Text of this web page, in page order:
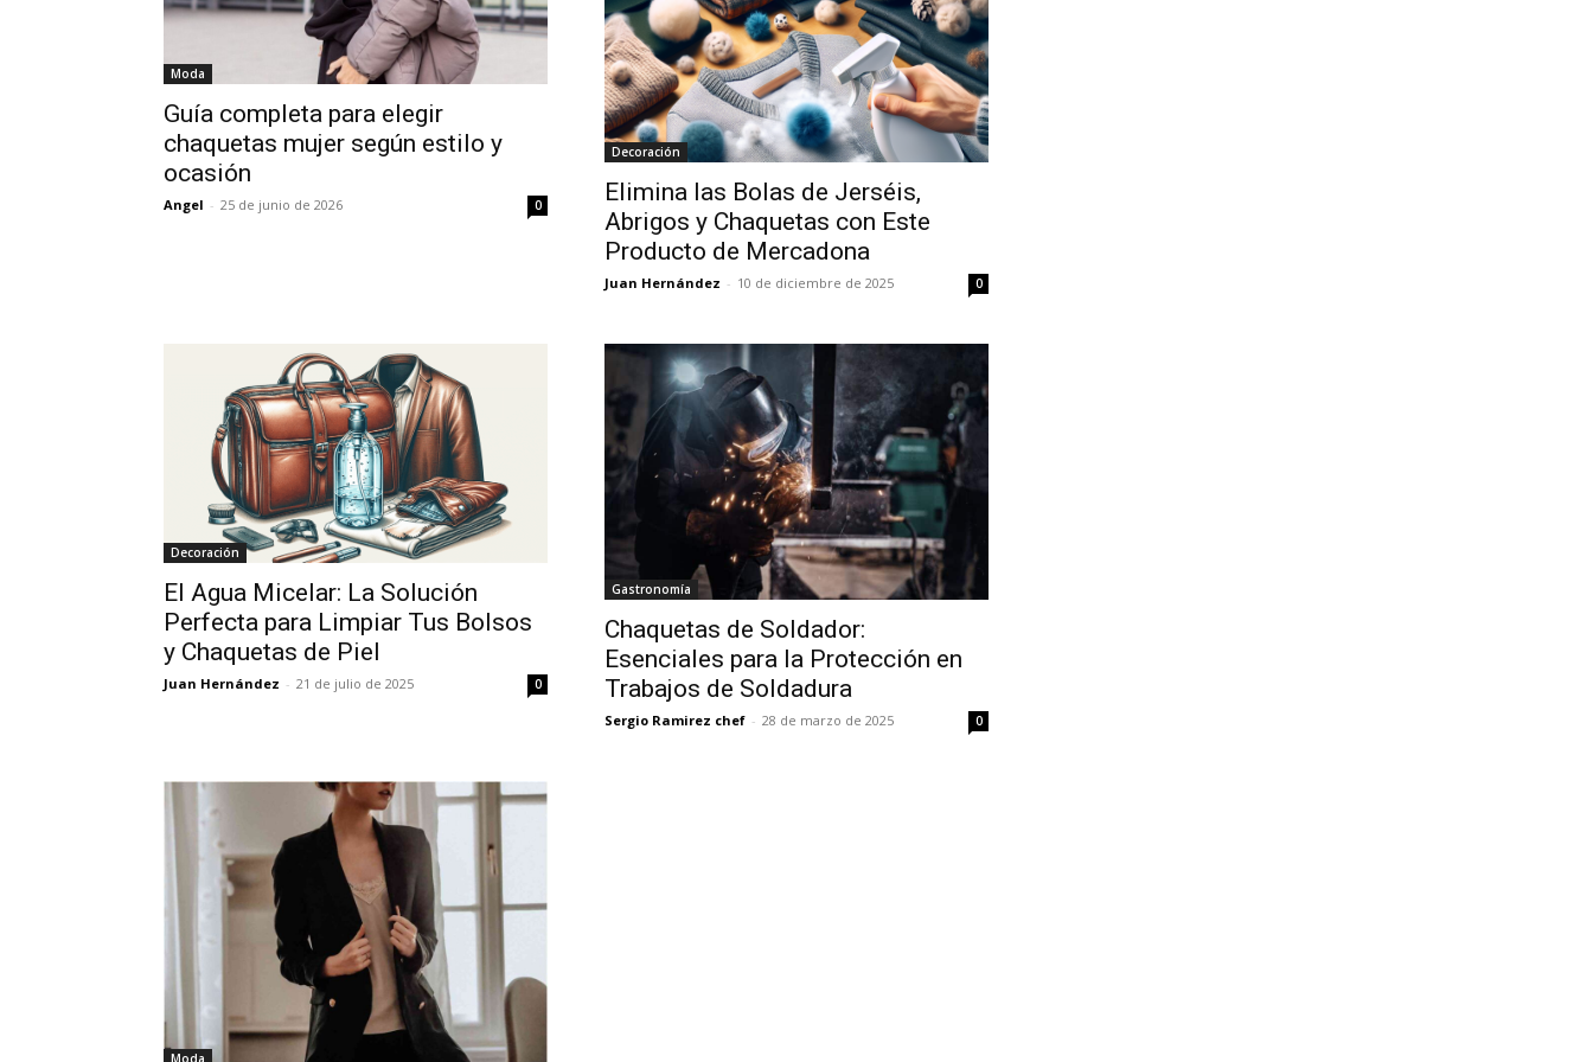
Moda
Guía completa para elegir
chaquetas mujer según estilo y
ocasión
Angel - 25 de junio de 2026 0
Decoración
Elimina las Bolas de Jerséis,
Abrigos y Chaquetas con Este
Producto de Mercadona
Juan Hernández - 10 de diciembre de 2025 0
Decoración
El Agua Micelar: La Solución
Perfecta para Limpiar Tus Bolsos
y Chaquetas de Piel
Juan Hernández - 21 de julio de 2025 0
Gastronomía
Chaquetas de Soldador:
Esenciales para la Protección en
Trabajos de Soldadura
Sergio Ramirez chef - 28 de marzo de 2025 0
Moda